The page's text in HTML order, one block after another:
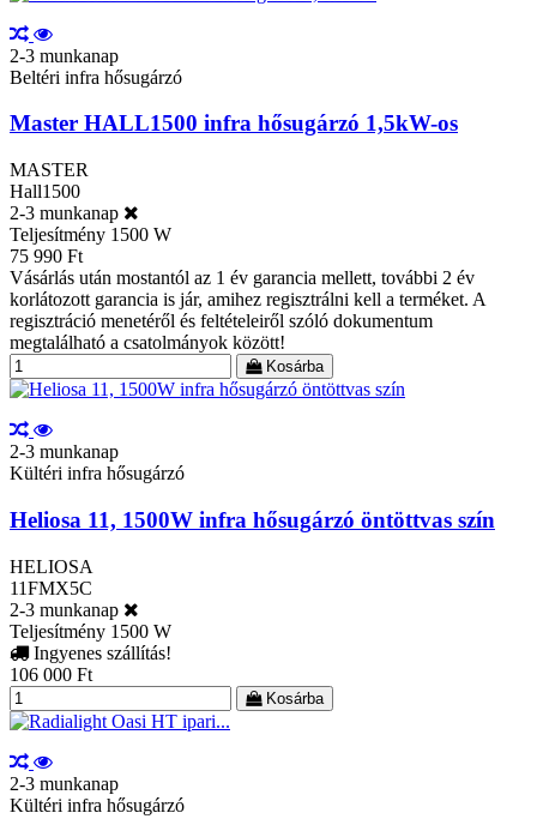
2-3 munkanap
Beltéri infra hősugárzó
Master HALL1500 infra hősugárzó 1,5kW-os
MASTER
Hall1500
2-3 munkanap
Teljesítmény 1500 W
75 990 Ft
Vásárlás után mostantól az 1 év garancia mellett, további 2 év
korlátozott garancia is jár, amihez regisztrálni kell a terméket. A
regisztráció menetéről és feltételeiről szóló dokumentum
megtalálható a csatolmányok között!
Kosárba
2-3 munkanap
Kültéri infra hősugárzó
Heliosa 11, 1500W infra hősugárzó öntöttvas szín
HELIOSA
11FMX5C
2-3 munkanap
Teljesítmény 1500 W
Ingyenes szállítás!
106 000 Ft
Kosárba
2-3 munkanap
Kültéri infra hősugárzó